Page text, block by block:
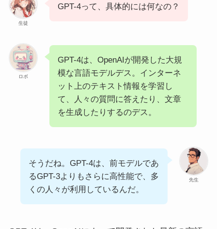
生徒
GPT-4って、具体的には何なの？
ロボ
GPT-4は、OpenAIが開発した大規
模な言語モデルデス。インターネ
ット上のテキスト情報を学習し
て、人々の質問に答えたり、文章
を生成したりするのデス。
先生
そうだね。GPT-4は、前モデルであ
るGPT-3よりもさらに高性能で、多
くの人々が利用しているんだ。